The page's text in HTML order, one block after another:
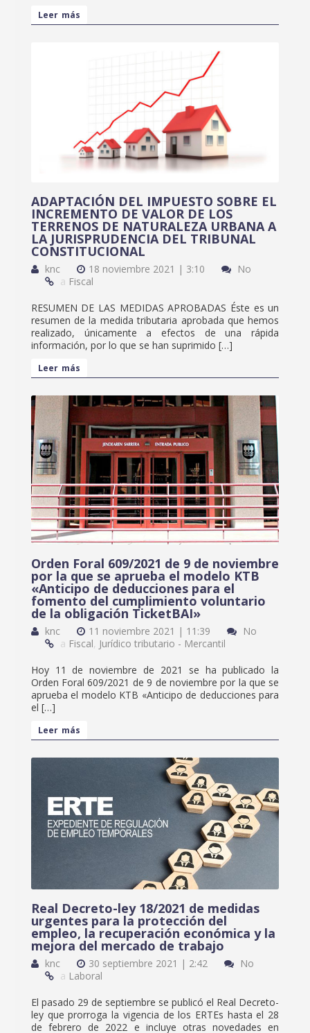
Leer más
ADAPTACIÓN DEL IMPUESTO SOBRE EL
INCREMENTO DE VALOR DE LOS
TERRENOS DE NATURALEZA URBANA A
LA JURISPRUDENCIA DEL TRIBUNAL
CONSTITUCIONAL
knc 18 noviembre 2021 | 3:10
No
a Fiscal
RESUMEN DE LAS MEDIDAS APROBADAS Éste es un
resumen de la medida tributaria aprobada que hemos
realizado, únicamente a efectos de una rápida
información, por lo que se han suprimido […]
Leer más
Orden Foral 609/2021 de 9 de noviembre
por la que se aprueba el modelo KTB
«Anticipo de deducciones para el
fomento del cumplimiento voluntario
de la obligación TicketBAI»
knc 11 noviembre 2021 | 11:39
No
a Fiscal, Jurídico tributario - Mercantil
Hoy 11 de noviembre de 2021 se ha publicado la
Orden Foral 609/2021 de 9 de noviembre por la que se
aprueba el modelo KTB «Anticipo de deducciones para
el […]
Leer más
Real Decreto-ley 18/2021 de medidas
urgentes para la protección del
empleo, la recuperación económica y la
mejora del mercado de trabajo
knc 30 septiembre 2021 | 2:42
No
a Laboral
El pasado 29 de septiembre se publicó el Real Decreto-
ley que prorroga la vigencia de los ERTEs hasta el 28
de febrero de 2022 e incluye otras novedades en